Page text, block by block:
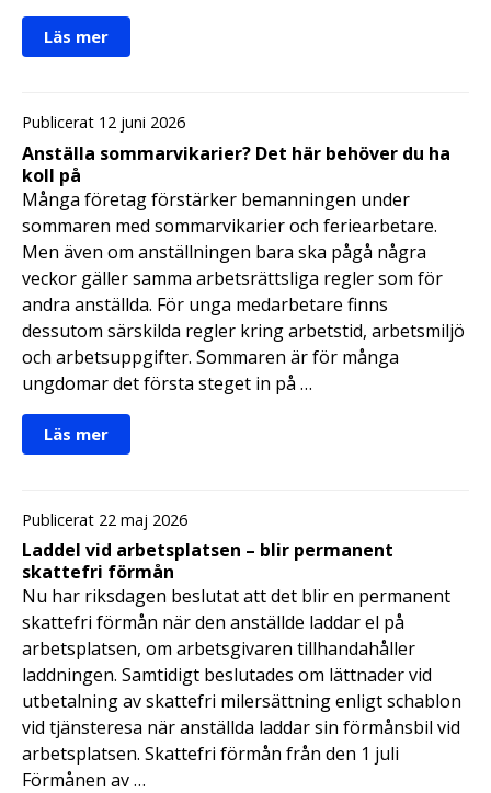
Läs mer
Publicerat 12 juni 2026
Anställa sommarvikarier? Det här behöver du ha
koll på
Många företag förstärker bemanningen under
sommaren med sommarvikarier och feriearbetare.
Men även om anställningen bara ska pågå några
veckor gäller samma arbetsrättsliga regler som för
andra anställda. För unga medarbetare finns
dessutom särskilda regler kring arbetstid, arbetsmiljö
och arbetsuppgifter. Sommaren är för många
ungdomar det första steget in på …
Läs mer
Publicerat 22 maj 2026
Laddel vid arbetsplatsen – blir permanent
skattefri förmån
Nu har riksdagen beslutat att det blir en permanent
skattefri förmån när den anställde laddar el på
arbetsplatsen, om arbetsgivaren tillhandahåller
laddningen. Samtidigt beslutades om lättnader vid
utbetalning av skattefri milersättning enligt schablon
vid tjänsteresa när anställda laddar sin förmånsbil vid
arbetsplatsen. Skattefri förmån från den 1 juli
Förmånen av …